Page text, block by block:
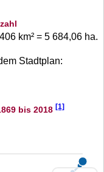
km² = 5 684,06 ha.
Stadtplan:
bis 2018 [1]